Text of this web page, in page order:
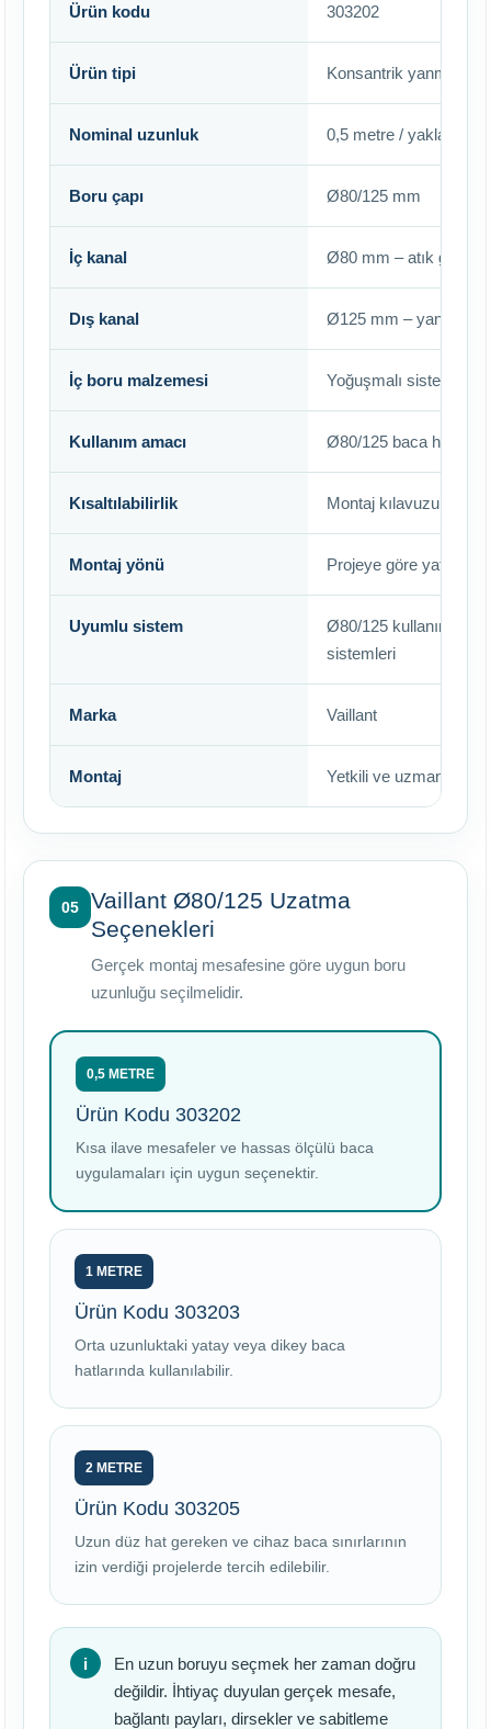
Ürün kodu 303202
Ürün tipi Konsantrik yanma
Nominal uzunluk 0,5 metre / yaklaşık
Boru çapı Ø80/125 mm
İç kanal Ø80 mm – atık gaz
Dış kanal Ø125 mm – yanma
İç boru malzemesi Yoğuşmalı sistemlere
Kullanım amacı Ø80/125 baca hattına
Kısaltılabilirlik Montaj kılavuzundaki
Montaj yönü Projeye göre yatay
Uyumlu sistem
Ø80/125 kullanımına
sistemleri
Marka Vaillant
Montaj Yetkili ve uzman kişiler
05
Vaillant Ø80/125 Uzatma
Seçenekleri
Gerçek montaj mesafesine göre uygun boru
uzunluğu seçilmelidir.
0,5 METRE
Ürün Kodu 303202
Kısa ilave mesafeler ve hassas ölçülü baca
uygulamaları için uygun seçenektir.
1 METRE
Ürün Kodu 303203
Orta uzunluktaki yatay veya dikey baca
hatlarında kullanılabilir.
2 METRE
Ürün Kodu 303205
Uzun düz hat gereken ve cihaz baca sınırlarının
izin verdiği projelerde tercih edilebilir.
En uzun boruyu seçmek her zaman doğru
değildir. İhtiyaç duyulan gerçek mesafe,
bağlantı payları, dirsekler ve sabitleme